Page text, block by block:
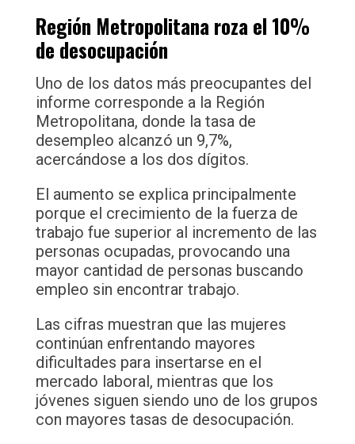
Región Metropolitana roza el 10%
de desocupación
Uno de los datos más preocupantes del
informe corresponde a la Región
Metropolitana, donde la tasa de
desempleo alcanzó un 9,7%,
acercándose a los dos dígitos.
El aumento se explica principalmente
porque el crecimiento de la fuerza de
trabajo fue superior al incremento de las
personas ocupadas, provocando una
mayor cantidad de personas buscando
empleo sin encontrar trabajo.
Las cifras muestran que las mujeres
continúan enfrentando mayores
dificultades para insertarse en el
mercado laboral, mientras que los
jóvenes siguen siendo uno de los grupos
con mayores tasas de desocupación.